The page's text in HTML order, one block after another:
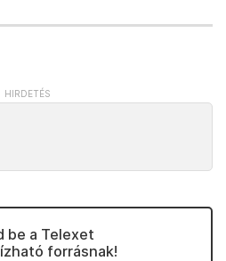
be a Telexet
forrásnak!